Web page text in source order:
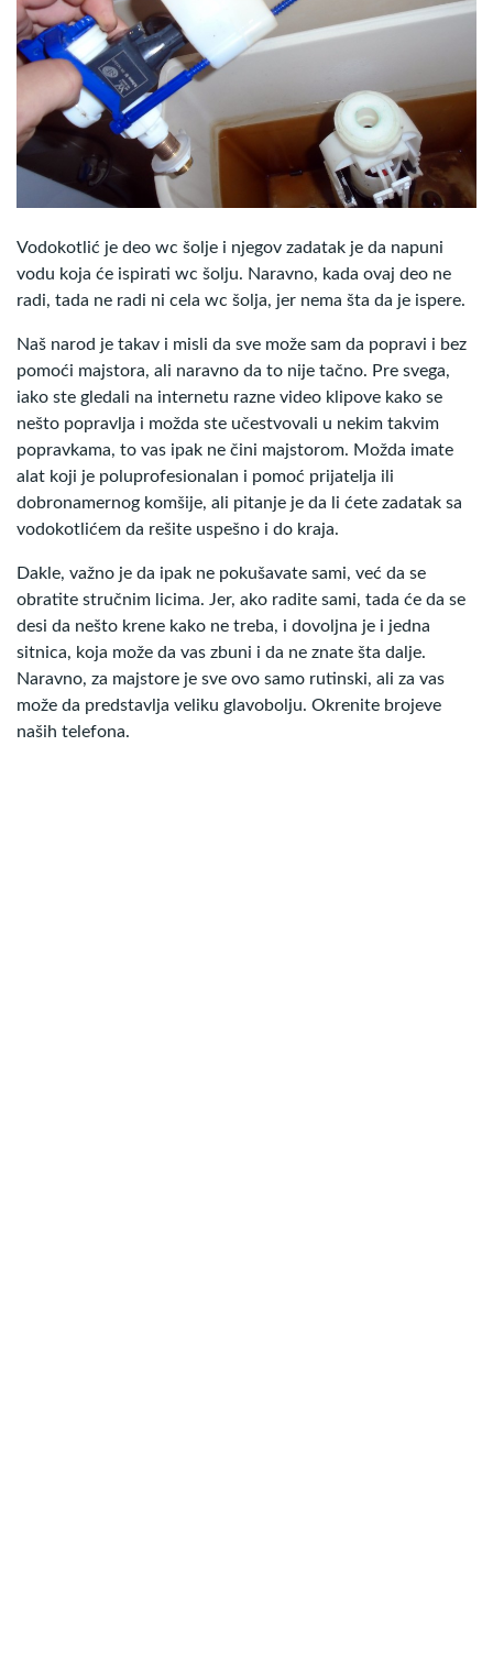
Vodokotlić je deo wc šolje i njegov zadatak je da napuni
vodu koja će ispirati wc šolju. Naravno, kada ovaj deo ne
radi, tada ne radi ni cela wc šolja, jer nema šta da je ispere.
Naš narod je takav i misli da sve može sam da popravi i bez
pomoći majstora, ali naravno da to nije tačno. Pre svega,
iako ste gledali na internetu razne video klipove kako se
nešto popravlja i možda ste učestvovali u nekim takvim
popravkama, to vas ipak ne čini majstorom. Možda imate
alat koji je poluprofesionalan i pomoć prijatelja ili
dobronamernog komšije, ali pitanje je da li ćete zadatak sa
vodokotlićem da rešite uspešno i do kraja.
Dakle, važno je da ipak ne pokušavate sami, već da se
obratite stručnim licima. Jer, ako radite sami, tada će da se
desi da nešto krene kako ne treba, i dovoljna je i jedna
sitnica, koja može da vas zbuni i da ne znate šta dalje.
Naravno, za majstore je sve ovo samo rutinski, ali za vas
može da predstavlja veliku glavobolju. Okrenite brojeve
naših telefona.